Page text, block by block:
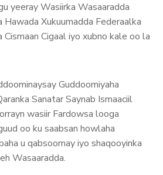
yeeray Wasiirka Wasaaradda
Hawada Xukuumadda Federaalka
Cigaal iyo xubno kale oo la
Guddoomiyaha
Sanatar Saynab Ismaaciil
wasiir Fardowsa looga
oo ku saabsan howlaha
u qabsoomay iyo shaqooyinka
Wasaaradda.